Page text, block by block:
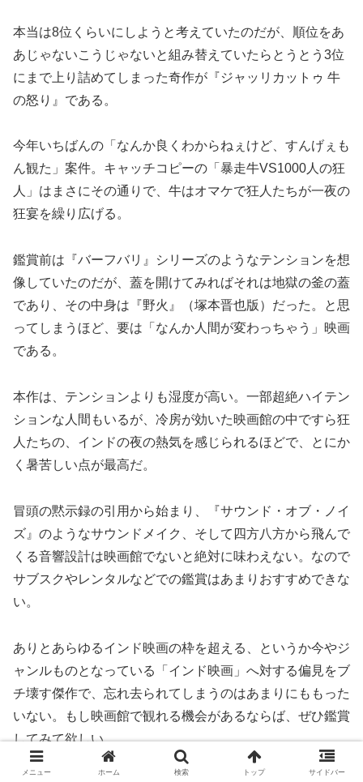
本当は8位くらいにしようと考えていたのだが、順位をあ
あじゃないこうじゃないと組み替えていたらとうとう3位
にまで上り詰めてしまった奇作が『ジャッリカットゥ 牛
の怒り』である。
今年いちばんの「なんか良くわからねぇけど、すんげぇも
ん観た」案件。キャッチコピーの「暴走牛VS1000人の狂
人」はまさにその通りで、牛はオマケで狂人たちが一夜の
狂宴を繰り広げる。
鑑賞前は『バーフバリ』シリーズのようなテンションを想
像していたのだが、蓋を開けてみればそれは地獄の釜の蓋
であり、その中身は『野火』（塚本晋也版）だった。と思
ってしまうほど、要は「なんか人間が変わっちゃう」映画
である。
本作は、テンションよりも湿度が高い。一部超絶ハイテン
ションな人間もいるが、冷房が効いた映画館の中ですら狂
人たちの、インドの夜の熱気を感じられるほどで、とにか
く暑苦しい点が最高だ。
冒頭の黙示録の引用から始まり、『サウンド・オブ・ノイ
ズ』のようなサウンドメイク、そして四方八方から飛んで
くる音響設計は映画館でないと絶対に味わえない。なので
サブスクやレンタルなどでの鑑賞はあまりおすすめできな
い。
ありとあらゆるインド映画の枠を超える、というか今やジ
ャンルものとなっている「インド映画」へ対する偏見をブ
チ壊す傑作で、忘れ去られてしまうのはあまりにももった
いない。もし映画館で観れる機会があるならば、ぜひ鑑賞
してみて欲しい。
メニュー ホーム 検索 トップ サイドバー